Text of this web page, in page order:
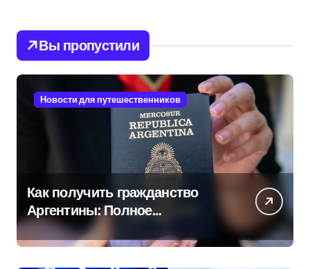
Вы пропустили
Новости для путешественников
Как получить гражданство
Аргентины: Полное
руководство